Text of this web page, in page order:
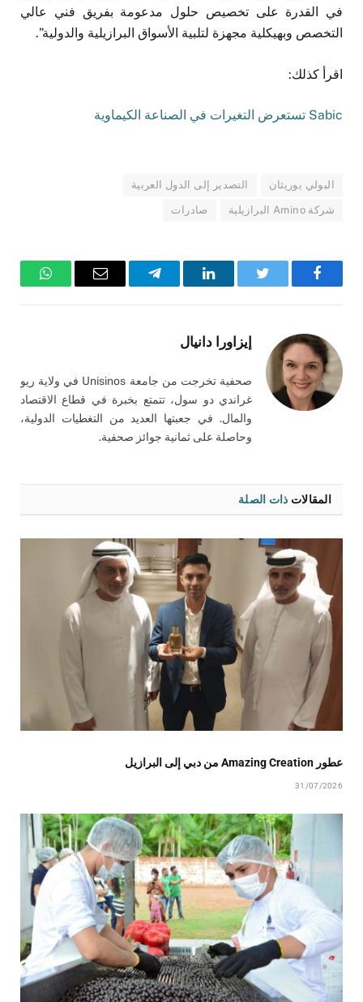
في القدرة على تخصيص حلول مدعومة بفريق فني عالي
التخصص وبهيكلية مجهزة لتلبية الأسواق البرازيلية والدولية”.
اقرأ كذلك:
Sabic تستعرض التغيرات في الصناعة الكيماوية
البولي يوريثان التصدير إلى الدول العربية
شركة Amino البرازيلية صادرات
فيسبوك تويتر لينكدإن تيلقرام
البريد
واتساب
إيزاورا دانيال
صحفية تخرجت من جامعة Unisinos في ولاية ريو
غراندي دو سول، تتمتع بخبرة في قطاع الاقتصاد
والمال. في جعبتها العديد من التغطيات الدولية،
وحاصلة على ثمانية جوائز صحفية.
المقالات ذات الصلة
عطور Amazing Creation من دبي إلى البرازيل
31/07/2026